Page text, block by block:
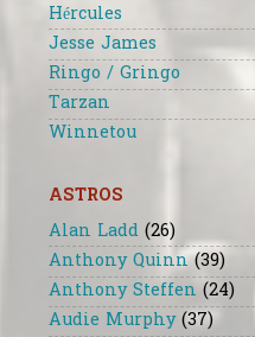
Hércules
Jesse James
Ringo / Gringo
Tarzan
Winnetou
ASTROS
Alan Ladd (26)
Anthony Quinn (39)
Anthony Steffen (24)
Audie Murphy (37)